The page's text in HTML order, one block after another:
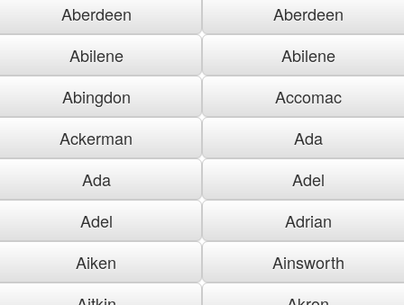
Aberdeen
Aberdeen
Abilene
Abilene
Abingdon
Accomac
Ackerman
Ada
Ada
Adel
Adel
Adrian
Aiken
Ainsworth